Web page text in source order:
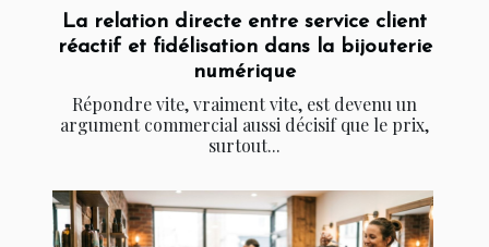
La relation directe entre service client
réactif et fidélisation dans la bijouterie
numérique
Répondre vite, vraiment vite, est devenu un
argument commercial aussi décisif que le prix,
surtout...